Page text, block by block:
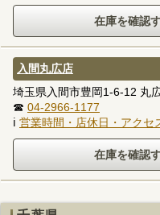
入間丸広店
埼玉県入間市豊岡1-6-12 丸
☎ 04-2966-1177
ℹ 営業時間・店休日・アクセ